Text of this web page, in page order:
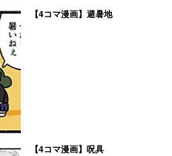
【4コマ漫画】避暑地
【4コマ漫画】呪具